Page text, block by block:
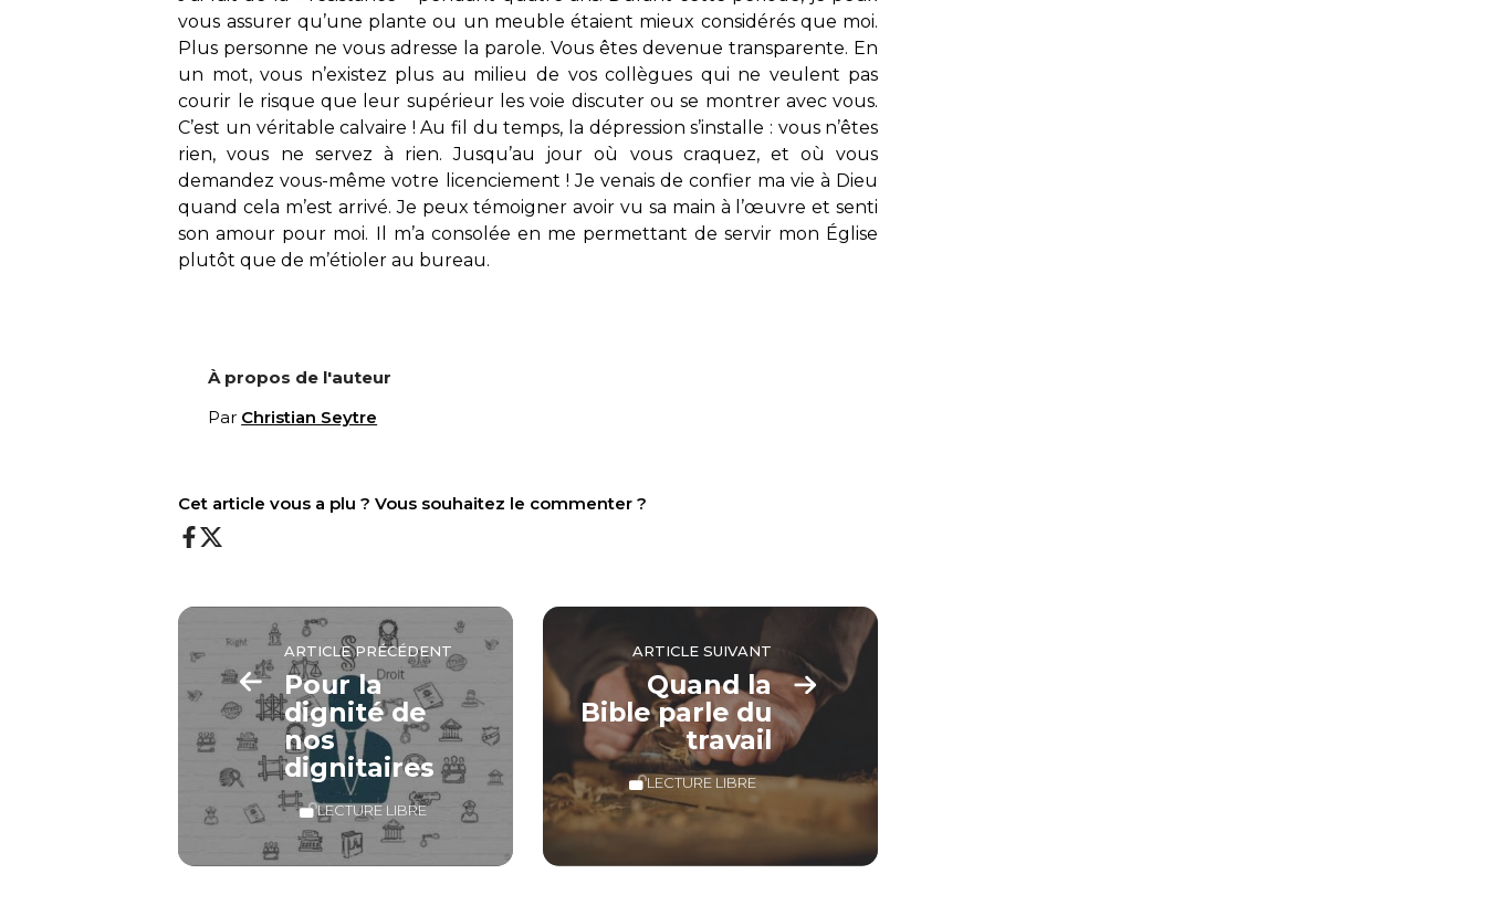
vous assurer qu’une plante ou un meuble étaient mieux considérés que moi.
Plus personne ne vous adresse la parole. Vous êtes devenue transparente. En
un mot, vous n’existez plus au milieu de vos collègues qui ne veulent pas
courir le risque que leur supérieur les voie discuter ou se montrer avec vous.
C’est un véritable calvaire ! Au fil du temps, la dépression s’installe : vous n’êtes
rien, vous ne servez à rien. Jusqu’au jour où vous craquez, et où vous
demandez vous-même votre licenciement ! Je venais de confier ma vie à Dieu
quand cela m’est arrivé. Je peux témoigner avoir vu sa main à l’œuvre et senti
son amour pour moi. Il m’a consolée en me permettant de servir mon Église
plutôt que de m’étioler au bureau.
À propos de l'auteur
Par Christian Seytre
Cet article vous a plu ? Vous souhaitez le commenter ?
ARTICLE PRÉCÉDENT
Pour la
dignité de
nos
dignitaires
LECTURE LIBRE
ARTICLE SUIVANT
Quand la
Bible parle du
travail
LECTURE LIBRE